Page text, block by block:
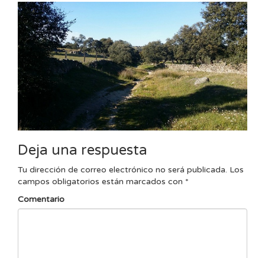
Deja una respuesta
Tu dirección de correo electrónico no será publicada. Los
campos obligatorios están marcados con *
Comentario